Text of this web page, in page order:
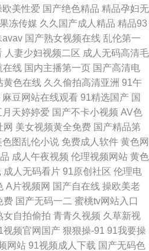
站 九一传媒网站 欧美性××× 丝足麻豆一
品黑丝 91香蕉在线伊人 97亚洲影院 91综
音先锋丝袜资源91 91熟女91 大香蕉伊人
国产福利地址 国产精品国产久久 深爱的激
欧美日韩 99精品福利导航 俺来也去婷婷
听听
美性爱 国产绝色精品 精品孕妇无
冻传媒 久久国产成人精品 精品93
avav 国产熟女视频在线 乱伦第一
人妻少妇视频二区 成人无码高清毛
在线 国内主播第一页 国产高清电
黄色在线 久久偷拍高清亚洲 91午
麻豆网站在线观看 91精选国产 国
月天婷婷爱 国产不卡小视频 AV色
网 美女视频黄全免费 国产精品第
色图乱伦小说 免费成人软件 黄色网
成人午夜视频 伦理视频网站 黄色
成人无码看片 91原创社区 伦理电
A片视频网 国产自在线 操欧美老
费 国产无码一二 蜜桃tv网站入口
女自拍偷拍 青青久视频 久草新视
视频官网国产 狠狠操-91 91我要操
网站 91视频成人下载 国产无码色